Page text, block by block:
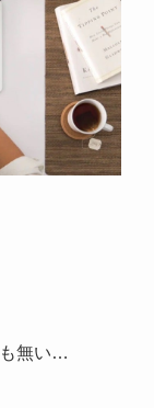
無い…